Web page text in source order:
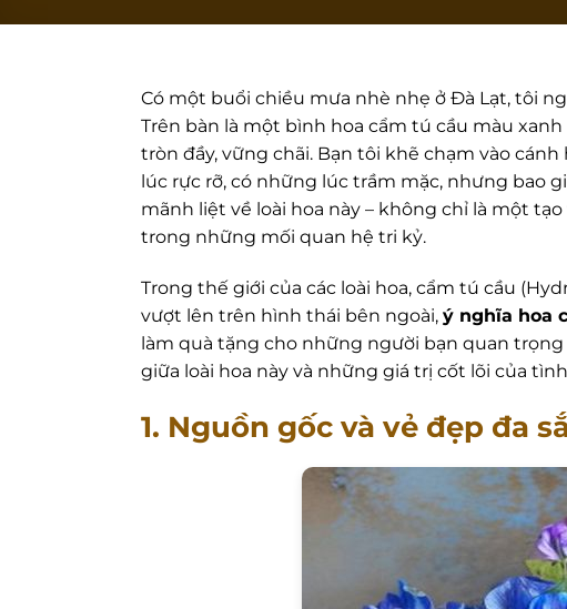
Có một buổi chiều mưa nhè nhẹ ở Đà Lạt, tôi
Trên bàn là một bình hoa cẩm tú cầu màu
tròn đầy, vững chãi. Bạn tôi khẽ chạm vào
lúc rực rỡ, có những lúc trầm mặc, nhưng bao
mãnh liệt về loài hoa này – không chỉ là một
trong những mối quan hệ tri kỷ.
Trong thế giới của các loài hoa, cẩm tú cầu
vượt lên trên hình thái bên ngoài, ý nghĩa hoa
làm quà tặng cho những người bạn quan
giữa loài hoa này và những giá trị cốt lõi của
1. Nguồn gốc và vẻ đẹp đa